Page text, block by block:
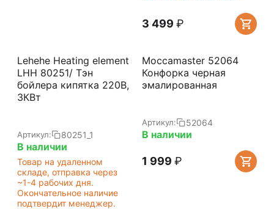
3 499 ₽
Lehehe Heating element
LHH 80251/ Тэн
бойлера кипятка 220В,
3КВт
Артикул: 80251_1
В наличии
Товар на удаленном
складе, отправка через
~1-4 рабочих дня.
Окончательное наличие
подтвердит менеджер.
Moccamaster 52064
Конфорка черная
эмалированная
Артикул: 52064
В наличии
1 999 ₽